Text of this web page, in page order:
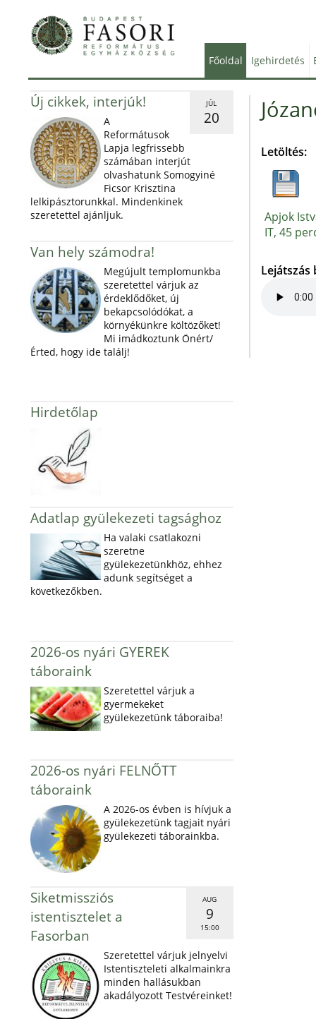
Főoldal Igehirdetés
JÚL
20
Új cikkek, interjúk!
A
Reformátusok
Lapja legfrissebb
számában interjút
olvashatunk Somogyiné
Ficsor Krisztina
lelkipásztorunkkal. Mindenkinek
szeretettel ajánljuk.
Van hely számodra!
Megújult templomunkba
szeretettel várjuk az
érdeklődőket, új
bekapcsolódókat, a
környékünkre költözőket!
Mi imádkoztunk Önért/
Érted, hogy ide találj!
Hirdetőlap
Adatlap gyülekezeti tagsághoz
Ha valaki csatlakozni
szeretne
gyülekezetünkhöz, ehhez
adunk segítséget a
következőkben.
2026-os nyári GYEREK
táboraink
Szeretettel várjuk a
gyermekeket
gyülekezetünk táboraiba!
2026-os nyári FELNŐTT
táboraink
A 2026-os évben is hívjuk a
gyülekezetünk tagjait nyári
gyülekezeti táborainkba.
AUG
9
15:00
Siketmissziós
istentisztelet a
Fasorban
Szeretettel várjuk jelnyelvi
Istentiszteleti alkalmainkra
minden hallásukban
akadályozott Testvéreinket!
Letöltés:
Apjok
IT, 45
Lejátszás